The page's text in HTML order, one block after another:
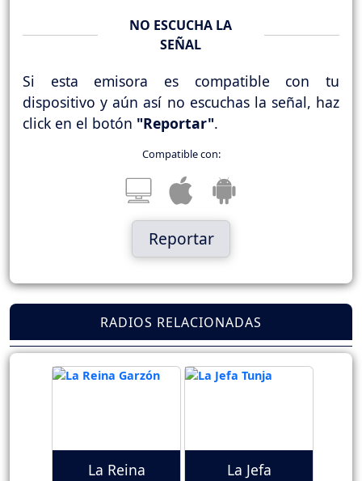
NO ESCUCHA LA
SEÑAL
Si esta emisora es compatible con tu
dispositivo y aún así no escuchas la señal, haz
click en el botón "Reportar".
Compatible con:
Reportar
RADIOS RELACIONADAS
La Reina La Jefa